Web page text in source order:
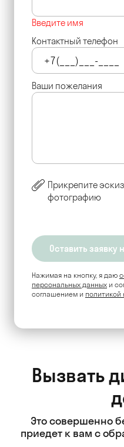
Введите имя
Контактный телефон
Ваши пожелания
Прикрепите
фотографию
Нажимая на кнопку, я даю
персональных данных и
соглашением и политикой
Вызвать
Это совершенно
приедет к вам с